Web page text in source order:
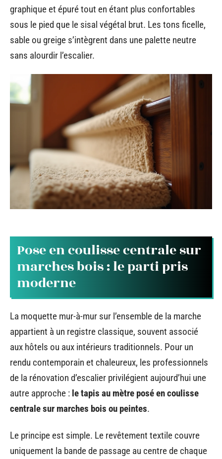
graphique et épuré tout en étant plus confortables
sous le pied que le sisal végétal brut. Les tons ficelle,
sable ou greige s’intègrent dans une palette neutre
sans alourdir l’escalier.
Pose en coulisse centrale sur
marches bois : le parti pris
moderne
La moquette mur-à-mur sur l’ensemble de la marche
appartient à un registre classique, souvent associé
aux hôtels ou aux intérieurs traditionnels. Pour un
rendu contemporain et chaleureux, les professionnels
de la rénovation d’escalier privilégient aujourd’hui une
autre approche : le tapis au mètre posé en coulisse
centrale sur marches bois ou peintes.
Le principe est simple. Le revêtement textile couvre
uniquement la bande de passage au centre de chaque